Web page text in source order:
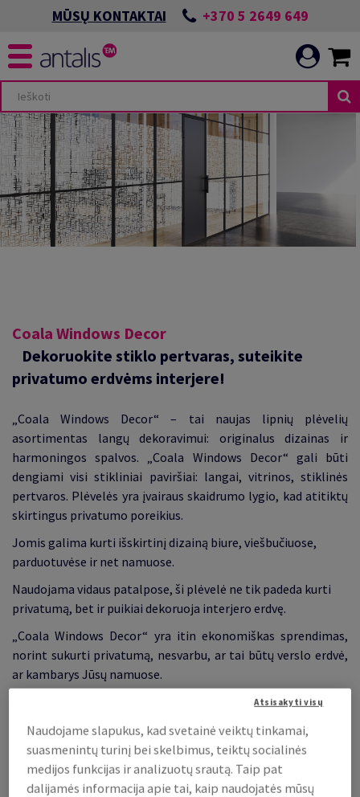
MŪSŲ KONTAKTAI +370 5 2649 649
Coala Windows Decor
Dekoruokite stiklo pertvaras, suteikite
privatumo erdvėms interjere!
„Coala Windows Decor“ – tai naujas lipnių plėvelių
asortimentas langų dekoravimui: originalus dizainas ir
harmoningos spalvos. „Coala Windows Decor“ gali būti
dengiami visi stikliniai paviršiai: langai, vitrinos, stiklinės
pertvaros. Plėvelės yra įvairaus skaidrumo lygio, kad atitiktų
skirtingus privatumo poreikius.
Jomis galima kurti išskirtinį dizainą biure, viešbučiuose,
parduotuvėse ir net namuose.
Naudojama vidaus patalpose, ši plėvelė ne tik padeda kurti
privatumą, bet ir puikiai dekoruoja interjero erdvę.
„Coala Windows Decor“ yra itin ekonomiškas sprendimas,
norint sukurti privatumą, nesvarbu, ar tai būtų verslo erdvė,
ar kambarys Jūsų namuose.
Video: Kaip užklijuoti plėvelę?
Naudojame slapukus, kad svetainė veiktų tinkamai,
suasmenintų turinį bei skelbimus, teiktų socialinės
medijos funkcijas ir analizuotų srautą. Taip pat
dalijamės informacija apie tai, kaip naudojatės mūsų
Atsisakyti visų